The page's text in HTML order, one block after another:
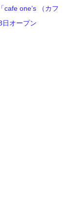
cafe one’s （カフ
日オープン